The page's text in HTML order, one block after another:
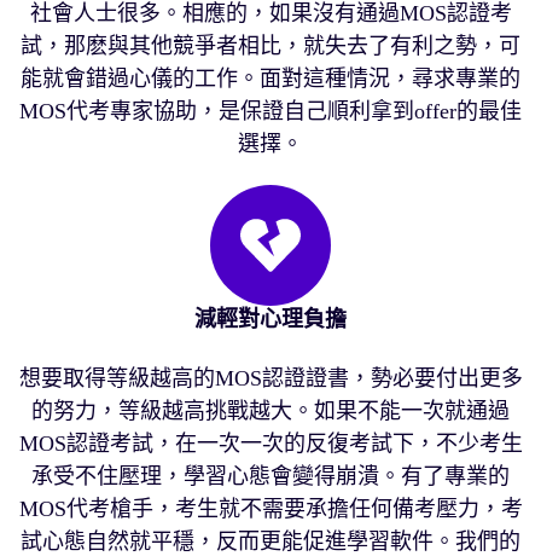
社會人士很多。相應的，如果沒有通過MOS認證考
試，那麽與其他競爭者相比，就失去了有利之勢，可
能就會錯過心儀的工作。面對這種情況，尋求專業的
MOS代考專家協助，是保證自己順利拿到offer的最佳
選擇。
減輕對心理負擔
想要取得等級越高的MOS認證證書，勢必要付出更多
的努力，等級越高挑戰越大。如果不能一次就通過
MOS認證考試，在一次一次的反復考試下，不少考生
承受不住壓理，學習心態會變得崩潰。有了專業的
MOS代考槍手，考生就不需要承擔任何備考壓力，考
試心態自然就平穩，反而更能促進學習軟件。我們的